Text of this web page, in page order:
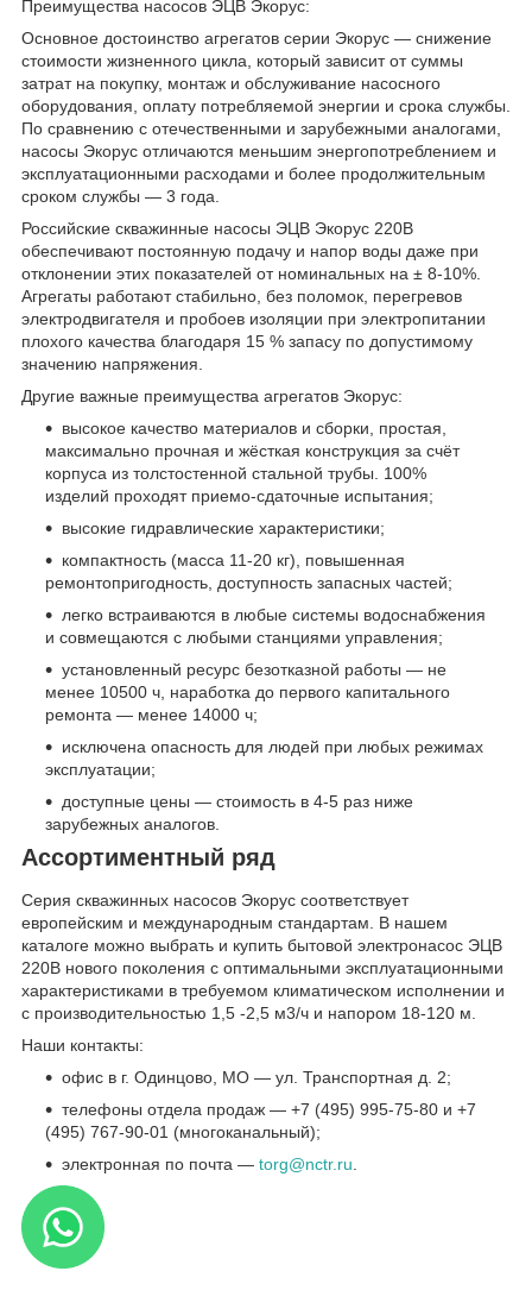
Преимущества насосов ЭЦВ Экорус:
Основное достоинство агрегатов серии Экорус — снижение
стоимости жизненного цикла, который зависит от суммы
затрат на покупку, монтаж и обслуживание насосного
оборудования, оплату потребляемой энергии и срока службы.
По сравнению с отечественными и зарубежными аналогами,
насосы Экорус отличаются меньшим энергопотреблением и
эксплуатационными расходами и более продолжительным
сроком службы — 3 года.
Российские скважинные насосы ЭЦВ Экорус 220В
обеспечивают постоянную подачу и напор воды даже при
отклонении этих показателей от номинальных на ± 8-10%.
Агрегаты работают стабильно, без поломок, перегревов
электродвигателя и пробоев изоляции при электропитании
плохого качества благодаря 15 % запасу по допустимому
значению напряжения.
Другие важные преимущества агрегатов Экорус:
высокое качество материалов и сборки, простая,
максимально прочная и жёсткая конструкция за счёт
корпуса из толстостенной стальной трубы. 100%
изделий проходят приемо-сдаточные испытания;
высокие гидравлические характеристики;
компактность (масса 11-20 кг), повышенная
ремонтопригодность, доступность запасных частей;
легко встраиваются в любые системы водоснабжения
и совмещаются с любыми станциями управления;
установленный ресурс безотказной работы — не
менее 10500 ч, наработка до первого капитального
ремонта — менее 14000 ч;
исключена опасность для людей при любых режимах
эксплуатации;
доступные цены — стоимость в 4-5 раз ниже
зарубежных аналогов.
Ассортиментный ряд
Серия скважинных насосов Экорус соответствует
европейским и международным стандартам. В нашем
каталоге можно выбрать и купить бытовой электронасос ЭЦВ
220В нового поколения с оптимальными эксплуатационными
характеристиками в требуемом климатическом исполнении и
с производительностью 1,5 -2,5 м3/ч и напором 18-120 м.
Наши контакты:
офис в г. Одинцово, МО — ул. Транспортная д. 2;
телефоны отдела продаж — +7 (495) 995-75-80 и +7
(495) 767-90-01 (многоканальный);
электронная по почта — torg@nctr.ru